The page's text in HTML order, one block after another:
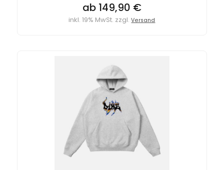
ab 149,90 €
inkl. 19% MwSt. zzgl.Versand